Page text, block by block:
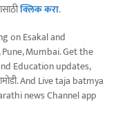
क्लिक करा.
on Esakal and
Mumbai. Get the
Education updates,
And Live taja batmya
news Channel app